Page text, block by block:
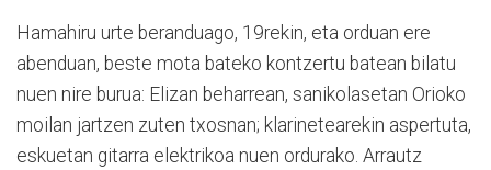
Hamahiru urte beranduago, 19rekin, eta orduan ere
abenduan, beste mota bateko kontzertu batean bilatu
nuen nire burua: Elizan beharrean, sanikolasetan Orioko
moilan jartzen zuten txosnan; klarinetearekin aspertuta,
eskuetan gitarra elektrikoa nuen ordurako. Arrautz